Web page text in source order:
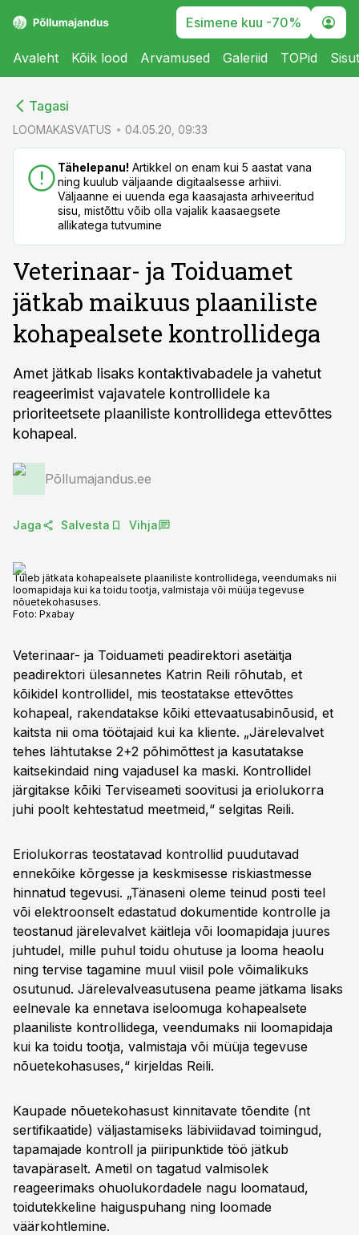
Esimene kuu -70%
Avaleht Kõik lood Arvamused Galeriid TOPid
Tagasi
LOOMAKASVATUS 04.05.20, 09:33
Tähelepanu! Artikkel on enam kui 5 aastat vana
ning kuulub väljaande digitaalsesse arhiivi.
Väljaanne ei uuenda ega kaasajasta arhiveeritud
sisu, mistõttu võib olla vajalik kaasaegsete
allikatega tutvumine
Veterinaar- ja Toiduamet
jätkab maikuus plaaniliste
kohapealsete kontrollidega
Amet jätkab lisaks kontaktivabadele ja vahetut
reageerimist vajavatele kontrollidele ka
prioriteetsete plaaniliste kontrollidega ettevõttes
kohapeal.
Põllumajandus.ee
Jaga Salvesta Vihja
Tuleb jätkata kohapealsete plaaniliste kontrollidega, veendumaks nii
loomapidaja kui ka toidu tootja, valmistaja või müüja tegevuse
nõuetekohasuses.
Foto: Pxabay
Veterinaar- ja Toiduameti peadirektori asetäitja
peadirektori ülesannetes Katrin Reili rõhutab, et
kõikidel kontrollidel, mis teostatakse ettevõttes
kohapeal, rakendatakse kõiki ettevaatusabinõusid, et
kaitsta nii oma töötajaid kui ka kliente. „Järelevalvet
tehes lähtutakse 2+2 põhimõttest ja kasutatakse
kaitsekindaid ning vajadusel ka maski. Kontrollidel
järgitakse kõiki Terviseameti soovitusi ja eriolukorra
juhi poolt kehtestatud meetmeid,“ selgitas Reili.
Eriolukorras teostatavad kontrollid puudutavad
ennekõike kõrgesse ja keskmisesse riskiastmesse
hinnatud tegevusi. „Tänaseni oleme teinud posti teel
või elektroonselt edastatud dokumentide kontrolle ja
teostanud järelevalvet käitleja või loomapidaja juures
juhtudel, mille puhul toidu ohutuse ja looma heaolu
ning tervise tagamine muul viisil pole võimalikuks
osutunud. Järelevalveasutusena peame jätkama lisaks
eelnevale ka ennetava iseloomuga kohapealsete
plaaniliste kontrollidega, veendumaks nii loomapidaja
kui ka toidu tootja, valmistaja või müüja tegevuse
nõuetekohasuses,“ kirjeldas Reili.
Kaupade nõuetekohasust kinnitavate tõendite (nt
sertifikaatide) väljastamiseks läbiviidavad toimingud,
tapamajade kontroll ja piiripunktide töö jätkub
tavapäraselt. Ametil on tagatud valmisolek
reageerimaks ohuolukordadele nagu loomataud,
toidutekkeline haiguspuhang ning loomade
väärkohtlemine.